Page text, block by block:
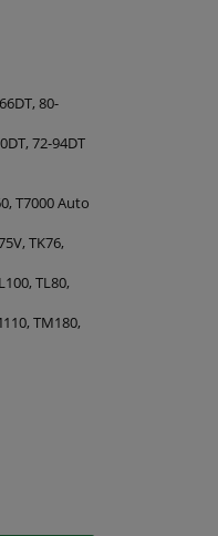
80-
72-94DT
T7000 Auto
TK76,
TL80,
TM180,